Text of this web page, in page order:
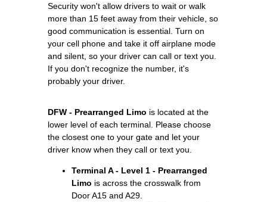
Security won't allow drivers to wait or walk
more than 15 feet away from their vehicle, so
good communication is essential. Turn on
your cell phone and take it off airplane mode
and silent, so your driver can call or text you.
If you don't recognize the number, it's
probably your driver.
DFW - Prearranged Limo is located at the
lower level of each terminal. Please choose
the closest one to your gate and let your
driver know when they call or text you.
Terminal A - Level 1 - Prearranged
Limo is across the crosswalk from
Door A15 and A29.